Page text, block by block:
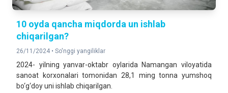
10 oyda qancha miqdorda un ishlab
chiqarilgan?
26/11/2024 • So'nggi yangiliklar
2024- yilning yanvar-oktabr oylarida Namangan viloyatida
sanoat korxonalari tomonidan 28,1 ming tonna yumshoq
bo‘g‘doy uni ishlab chiqarilgan.